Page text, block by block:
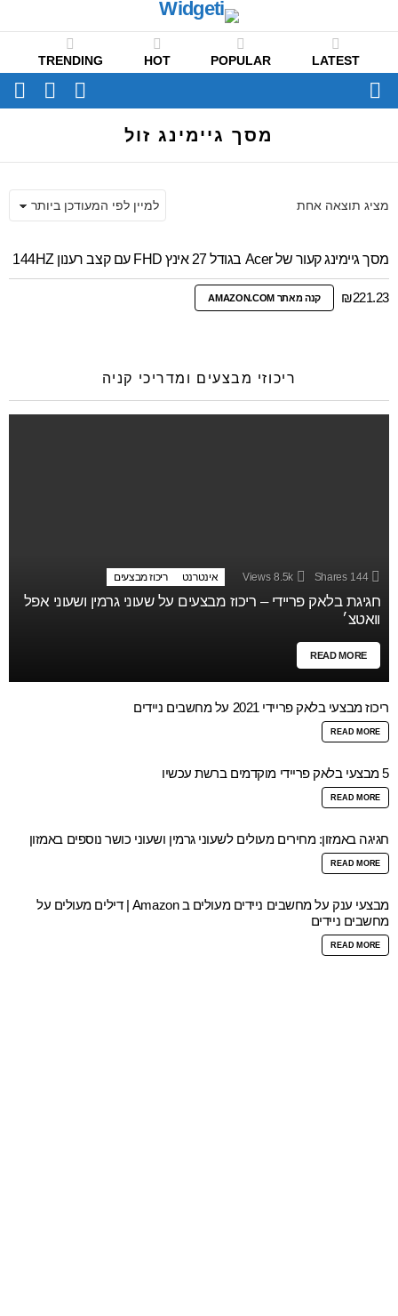
LATEST
POPULAR
HOT
TRENDING
Menu
SWITCH
SKIN
מסך גיימינג זול
מציג תוצאה אחת
מסך גיימינג קעור של Acer בגודל 27 אינץ FHD עם קצב רענון 144HZ
₪221.23 קנה מאתר AMAZON.COM
ריכוזי מבצעים ומדריכי קניה
144
Shares
8.5k
Views אינטרנט ריכוז מבצעים
חגיגת בלאק פריידי – ריכוז מבצעים על שעוני גרמין ושעוני אפל
וואטצ׳
READ MORE
ריכוז מבצעי בלאק פריידי 2021 על מחשבים ניידים
READ MORE
5 מבצעי בלאק פריידי מוקדמים ברשת עכשיו
READ MORE
חגיגה באמזון: מחירים מעולים לשעוני גרמין ושעוני כושר נוספים באמזון
READ MORE
מבצעי ענק על מחשבים ניידים מעולים ב Amazon | דילים מעולים על
מחשבים ניידים
READ MORE